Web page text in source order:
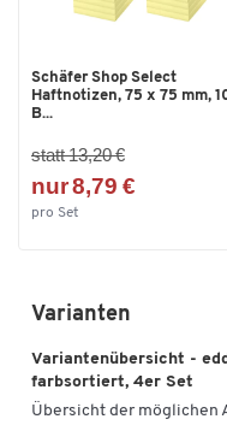
Schäfer Shop Select
Haftnotizen, 75 x 75 mm,
B...
statt 13,20 €
nur 8,79 €
pro Set
Varianten
Variantenübersicht -
farbsortiert, 4er Set
Übersicht der möglichen